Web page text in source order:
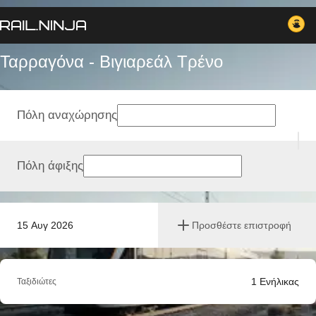
Ταρραγόνα - Βιγιαρεάλ Tρένο
15 Αυγ 2026 Προσθέστε επιστροφή
Πόλη αναχώρησης
Πόλη άφιξης
Ταξιδιώτες 1 Ενήλικας